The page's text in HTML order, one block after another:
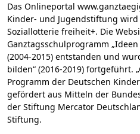
Das Onlineportal
Kinder- und Jugendstiftung
Soziallotterie freiheit+. Die
Ganztagsschulprogramm
(2004-2015) entstanden und
bilden“ (2016-2019) fortgeführt.
Programm der Deutschen
gefördert aus Mitteln der
der Stiftung Mercator
Stiftung.